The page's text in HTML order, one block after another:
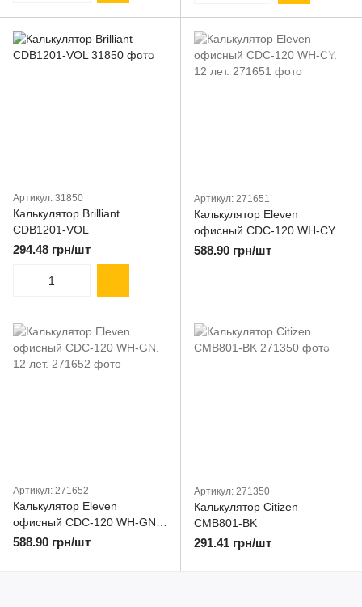
Артикул: 31850
Калькулятор Brilliant
CDB1201-VOL
294.48 грн/шт
Артикул: 271651
Калькулятор Eleven
офисный CDC-120 WH-CY.
12 лет.
588.90 грн/шт
Артикул: 271652
Калькулятор Eleven
офисный CDC-120 WH-GN.
12 лет.
588.90 грн/шт
Артикул: 271350
Калькулятор Citizen
CMB801-BK
291.41 грн/шт